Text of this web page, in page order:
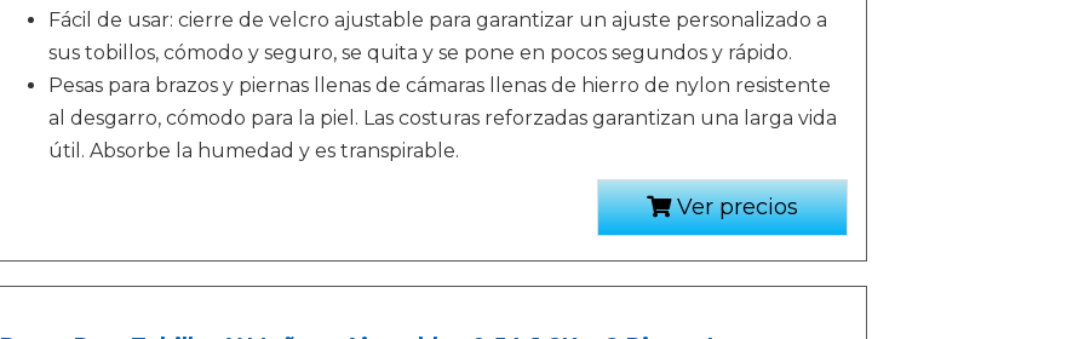
Fácil de usar: cierre de velcro ajustable para garantizar un ajuste personalizado a
sus tobillos, cómodo y seguro, se quita y se pone en pocos segundos y rápido.
Pesas para brazos y piernas llenas de cámaras llenas de hierro de nylon resistente
al desgarro, cómodo para la piel. Las costuras reforzadas garantizan una larga vida
útil. Absorbe la humedad y es transpirable.
Ver precios